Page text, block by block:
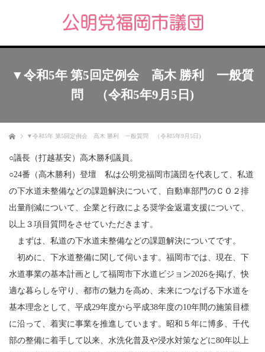
▼令和5年 第5回定例会 高木 勝利 一般質
問 （令和5年9月5日)
ホーム ▼令和5年 第5回定例会 高木 勝利 一般質問 （令和5年9月5日)
○議長（打越基安）高木勝利議員。
○24番（高木勝利）登壇 私は公明党福岡市議団を代表して、私道
の下水道未整備などの課題解決について、自動車部門のＣＯ２排
出量削減について、企業と行政による奨学金返還支援について、
以上３項目質問をさせていただきます。
まずは、私道の下水道未整備などの課題解決についてです。
初めに、下水道整備に関して伺います。福岡市では、現在、下
水道事業の基本計画として福岡市下水道ビジョン2026を掲げ、快
適な暮らしを守り、都市の魅力を高め、未来につなげる下水道を
基本理念として、平成29年度から平成38年度の10年間の施策目標
に沿って、着実に事業を推進しています。昭和５年に博多、千代
部の整備に着手して以来、水洗化普及や浸水対策などに80年以上